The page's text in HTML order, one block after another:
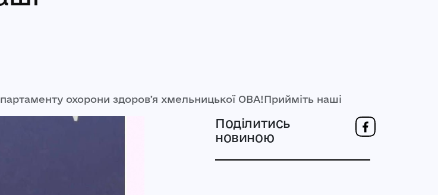
охорони здоровʼя хмельницької ОВА!Прийміть наші
Поділитись
новиною